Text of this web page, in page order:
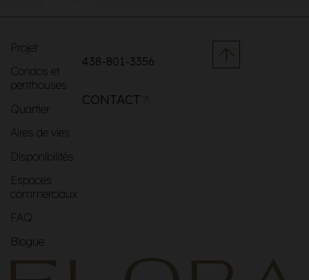
Projet
Condos et
penthouses
Quartier
Aires de vies
Disponibilités
Espaces
commerciaux
FAQ
Blogue
438-801-3356
CONTACT